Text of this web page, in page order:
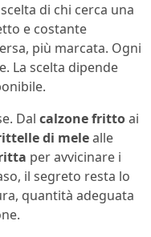
di chi cerca una
e costante
più marcata. Ogni
La scelta dipende
Dal calzone frittoai
di melealle
per avvicinare i
il segreto resta lo
quantità adeguata